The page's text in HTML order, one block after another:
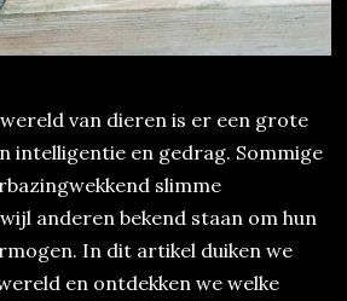
van dieren is er een grote
intelligentie en gedrag. Sommige
slimme
anderen bekend staan om hun
In dit artikel duiken we
en ontdekken we welke